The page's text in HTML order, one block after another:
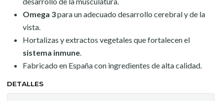
Omega 3para un adecuado desarrollo cerebral y de la
vista.
Hortalizas y extractos vegetales que fortalecen el
sistema inmune.
Fabricado en España con ingredientes de alta calidad.
DETALLES